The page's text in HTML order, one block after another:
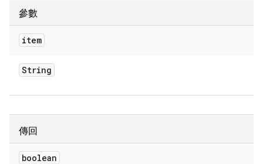
參數
item
String
傳回
boolean